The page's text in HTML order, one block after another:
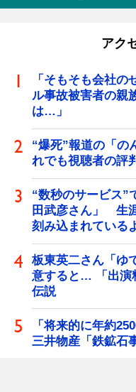
アク
「そもそも会社
ル事故被害者の親
は…」
“爆死”報道の「
れでも視聴者の評
“数秒のサービス”
田武彦さん」 生
刻み込まれている
板東英二さん「ゆ
意すると… 「出演
伝説
「将来的に年約
三井物産「鉄鉱石